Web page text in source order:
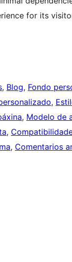
for its
, Blog, Fondo
,
, Modelo de
,
, Comentarios